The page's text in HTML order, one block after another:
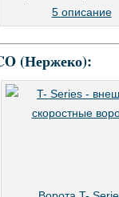
5 описание
(Нержеко):